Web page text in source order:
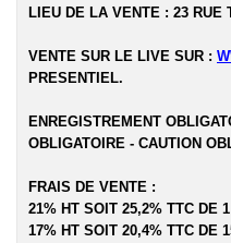
LIEU DE LA VENTE : 23 RUE
VENTE SUR LE LIVE SUR :
PRESENTIEL.
ENREGISTREMENT
OBLIGATOIRE - CAUTION
FRAIS DE VENTE :
21% HT SOIT 25,2% TTC DE
17% HT SOIT 20,4% TTC DE